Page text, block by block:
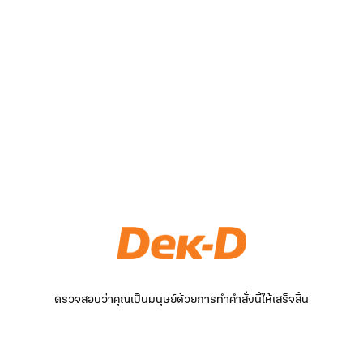
ตรวจสอบว่าคุณเป็นมนุษย์ด้วยการทำคำสั่งนี้ให้เสร็จสิ้น